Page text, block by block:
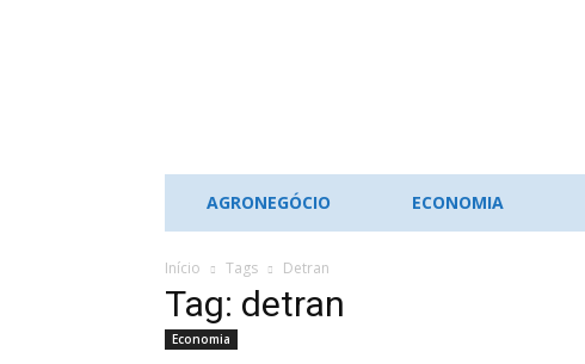
AGRONEGÓCIO ECONOMIA
Início Tags Detran
Tag: detran
Economia